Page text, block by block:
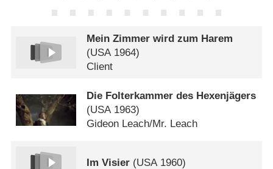
Mein Zimmer wird zum Harem
(USA1964)
Client
Die Folterkammer des Hexenjägers
(USA1963)
Gideon Leach/​Mr. Leach
Im Visier (USA 1960)